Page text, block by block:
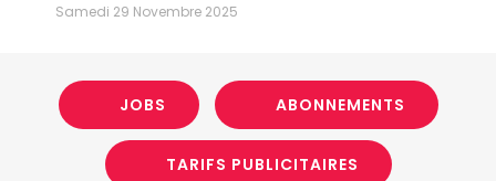
Samedi 29 Novembre 2025
JOBS ABONNEMENTS
TARIFS PUBLICITAIRES